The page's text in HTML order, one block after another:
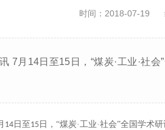
时间：2018-07-19
7月14日至15日，“煤炭·工业·社
14 日至 15 日，“煤炭·工业·社会”全国学术